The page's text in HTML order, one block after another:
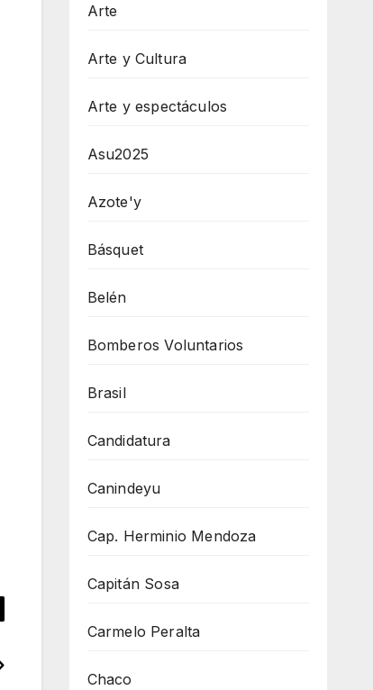
Arte
Arte y Cultura
Arte y espectáculos
Asu2025
Azote'y
Básquet
Belén
Bomberos Voluntarios
Brasil
Candidatura
Canindeyu
Cap. Herminio Mendoza
Capitán Sosa
Carmelo Peralta
Chaco